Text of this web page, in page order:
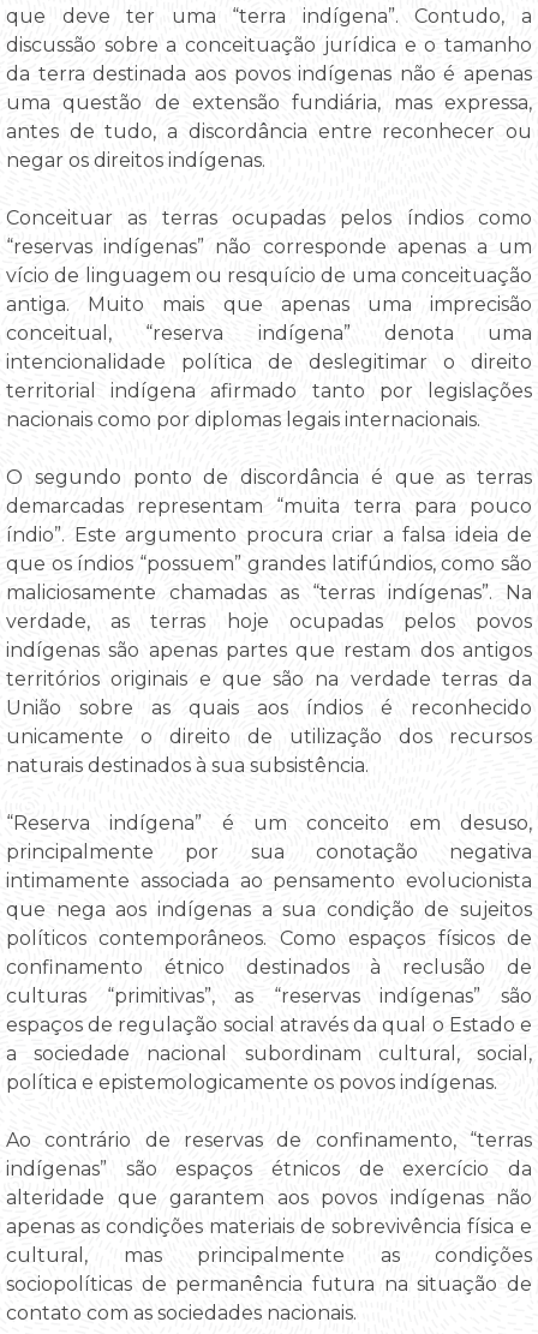
que deve ter uma “terra indígena”. Contudo, a
discussão sobre a conceituação jurídica e o tamanho
da terra destinada aos povos indígenas não é apenas
uma questão de extensão fundiária, mas expressa,
antes de tudo, a discordância entre reconhecer ou
negar os direitos indígenas.
Conceituar as terras ocupadas pelos índios como
“reservas indígenas” não corresponde apenas a um
vício de linguagem ou resquício de uma conceituação
antiga. Muito mais que apenas uma imprecisão
conceitual, “reserva indígena” denota uma
intencionalidade política de deslegitimar o direito
territorial indígena afirmado tanto por legislações
nacionais como por diplomas legais internacionais.
O segundo ponto de discordância é que as terras
demarcadas representam “muita terra para pouco
índio”. Este argumento procura criar a falsa ideia de
que os índios “possuem” grandes latifúndios, como são
maliciosamente chamadas as “terras indígenas”. Na
verdade, as terras hoje ocupadas pelos povos
indígenas são apenas partes que restam dos antigos
territórios originais e que são na verdade terras da
União sobre as quais aos índios é reconhecido
unicamente o direito de utilização dos recursos
naturais destinados à sua subsistência.
“Reserva indígena” é um conceito em desuso,
principalmente por sua conotação negativa
intimamente associada ao pensamento evolucionista
que nega aos indígenas a sua condição de sujeitos
políticos contemporâneos. Como espaços físicos de
confinamento étnico destinados à reclusão de
culturas “primitivas”, as “reservas indígenas” são
espaços de regulação social através da qual o Estado e
a sociedade nacional subordinam cultural, social,
política e epistemologicamente os povos indígenas.
Ao contrário de reservas de confinamento, “terras
indígenas” são espaços étnicos de exercício da
alteridade que garantem aos povos indígenas não
apenas as condições materiais de sobrevivência física e
cultural, mas principalmente as condições
sociopolíticas de permanência futura na situação de
contato com as sociedades nacionais.